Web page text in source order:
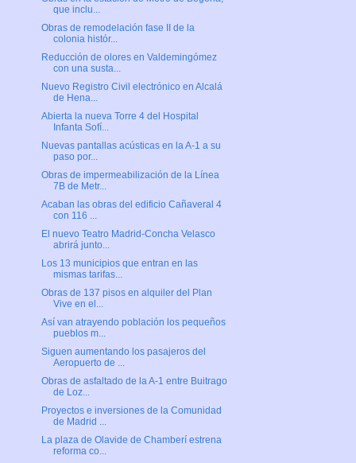
que inclu...
Obras de remodelación fase II de la
colonia histór...
Reducción de olores en Valdemingómez
con una susta...
Nuevo Registro Civil electrónico en Alcalá
de Hena...
Abierta la nueva Torre 4 del Hospital
Infanta Sofí...
Nuevas pantallas acústicas en la A-1 a su
paso por...
Obras de impermeabilización de la Línea
7B de Metr...
Acaban las obras del edificio Cañaveral 4
con 116 ...
El nuevo Teatro Madrid-Concha Velasco
abrirá junto...
Los 13 municipios que entran en las
mismas tarifas...
Obras de 137 pisos en alquiler del Plan
Vive en el...
Así van atrayendo población los pequeños
pueblos m...
Siguen aumentando los pasajeros del
Aeropuerto de ...
Obras de asfaltado de la A-1 entre Buitrago
de Loz...
Proyectos e inversiones de la Comunidad
de Madrid ...
La plaza de Olavide de Chamberí estrena
reforma co...